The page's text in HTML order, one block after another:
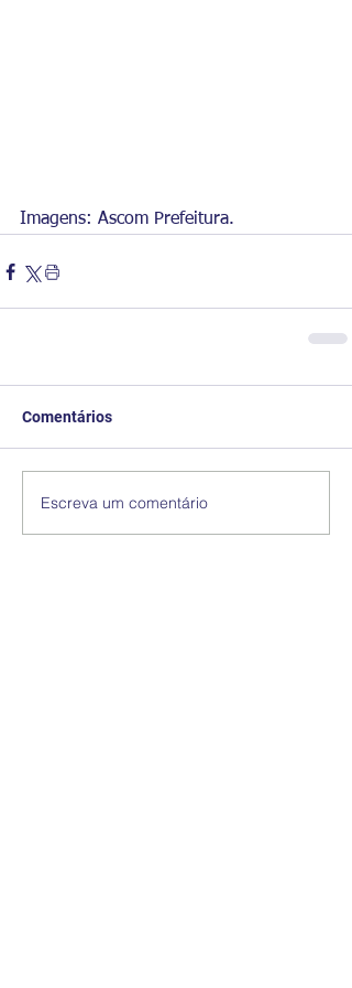
Imagens: Ascom Prefeitura.
Comentários
Escreva um comentário